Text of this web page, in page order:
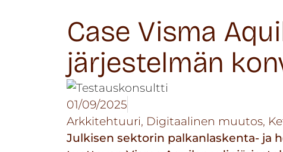
Case Visma
järjestelmän
01/09/2025
Arkkitehtuuri, Digitaalinen muutos,
Julkisen sektorin palkanlaskenta- ja